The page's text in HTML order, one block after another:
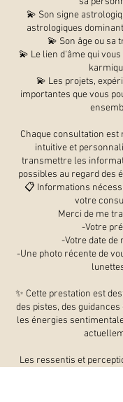
💫 Son signe
astrologiques
💫 Son âge ou sa
💫 Le lien d'âme qui
💫 Les projets,
importantes que vous
Chaque consultation
intuitive et
transmettre les
possibles au regard des
📋 Informations
votre
Merci de me
-Votre
-Votre date de
-Une photo récente de
✨ Cette prestation est
des pistes, des
les énergies
Les ressentis et